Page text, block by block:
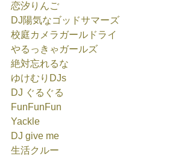
恋汐りんご
DJ陽気なゴッドサマーズ
校庭カメラガールドライ
やるっきゃガールズ
絶対忘れるな
ゆけむりDJs
DJ ぐるぐる
FunFunFun
Yackle
DJ give me
生活クルー